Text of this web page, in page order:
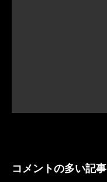
コメントの多い記事